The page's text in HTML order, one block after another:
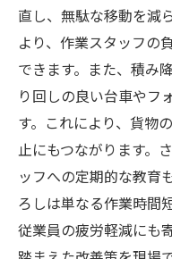
直し、無駄な移動を減
より、作業スタッフの
できます。また、積み
り回しの良い台車やフ
す。これにより、貨物
止にもつながります。
ッフへの定期的な教育
ろしは単なる作業時間
従業員の疲労軽減にも